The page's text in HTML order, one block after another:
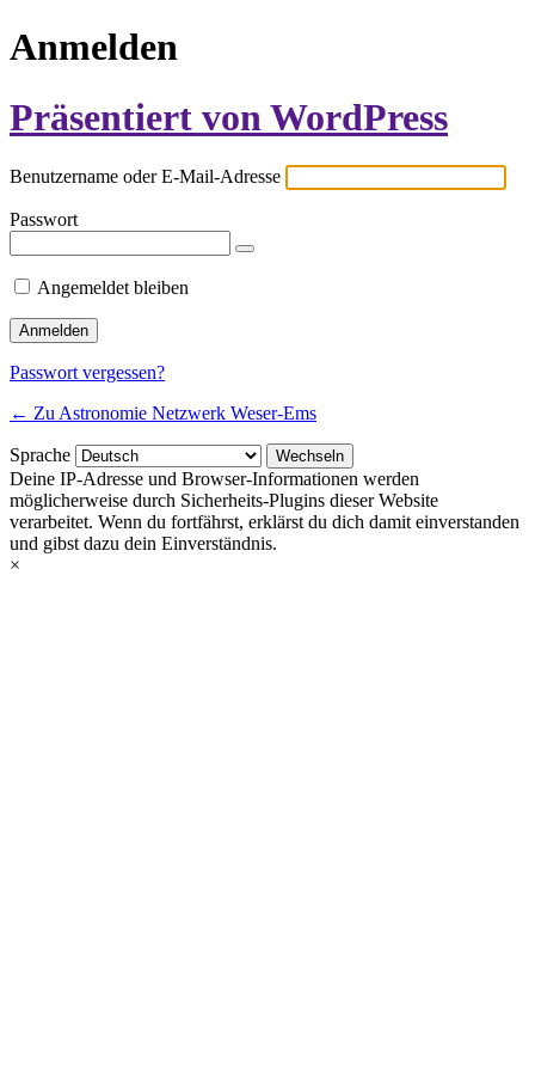
Anmelden
Präsentiert von WordPress
Benutzername oder E-Mail-Adresse
Passwort
Angemeldet bleiben
Passwort vergessen?
← Zu Astronomie Netzwerk Weser-Ems
Sprache
Deine IP-Adresse und Browser-Informationen werden
möglicherweise durch Sicherheits-Plugins dieser Website
verarbeitet. Wenn du fortfährst, erklärst du dich damit einverstanden
und gibst dazu dein Einverständnis.
×